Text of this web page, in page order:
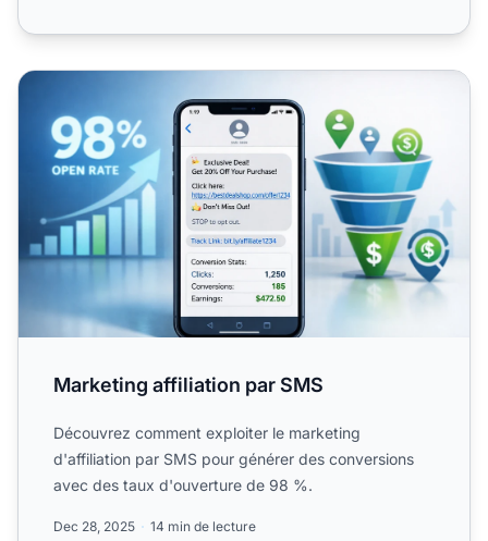
Marketing affiliation par SMS
Marketing affiliation par SMS
Découvrez comment exploiter le marketing
d'affiliation par SMS pour générer des conversions
avec des taux d'ouverture de 98 %.
Dec 28, 2025 14 min de lecture